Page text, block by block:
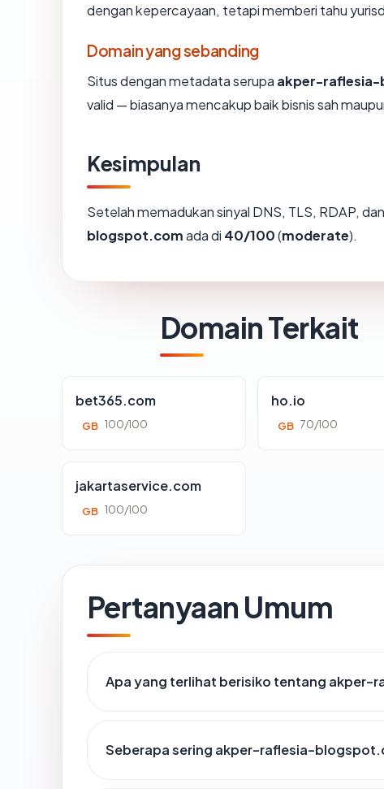
dengan kepercayaan, tetapi memberi tahu
Domain yang sebanding
Situs dengan metadata serupa akper-
valid — biasanya mencakup baik bisnis sah
Kesimpulan
Setelah memadukan sinyal DNS, TLS, RDAP,
blogspot.comada di 40/100(moderate).
Domain Terkait
bet365.com
GB 100/100
ho.io
GB 70/100
jakartaservice.com
GB 100/100
Pertanyaan Umum
Apa yang terlihat berisiko tentang akper-
Seberapa sering akper-raflesia-